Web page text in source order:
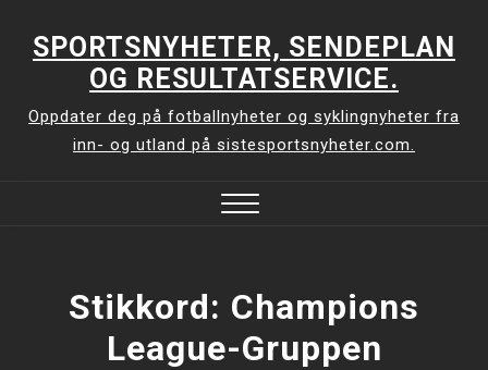
SPORTSNYHETER, SENDEPLAN
OG RESULTATSERVICE.
Oppdater deg på fotballnyheter og syklingnyheter fra
inn- og utland på sistesportsnyheter.com.
Stikkord: Champions
League-Gruppen